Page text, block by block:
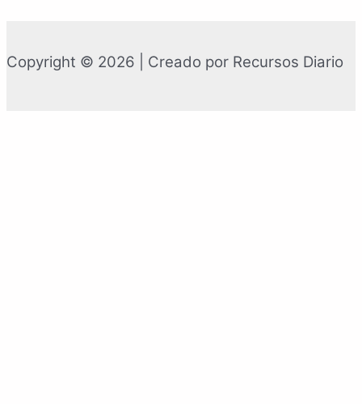
Copyright © 2026 | Creado por Recursos Diario